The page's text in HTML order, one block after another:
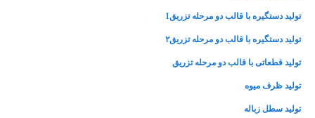
تولید دستگیره با قالب دو مرحله تزریق1
تولید دستگیره با قالب دو مرحله تزریق۲
تولید قطعاتی با قالب دو مرحله تزریق
تولید ظرف میوه
تولید سطل زباله